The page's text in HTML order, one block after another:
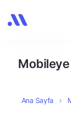
Mobileye
Ana Sayfa